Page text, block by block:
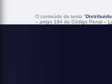
O conteúdo do texto "
– artigo 184 do Código Penal –